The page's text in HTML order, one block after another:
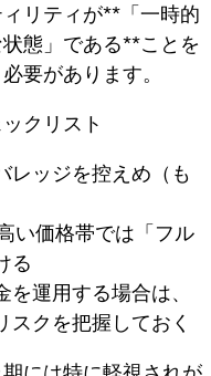
リティが**「一時的
態」である**ことを
要があります。
クリスト
レッジを控えめ（も
い価格帯では「フル
る
運用する場合は、
スクを把握しておく